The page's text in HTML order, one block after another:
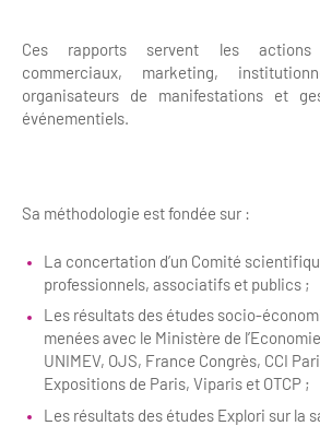
S'investir dans le label
L'organisation des visites
Grands Evènements
Ces rapports servent les actions
commerciaux, marketing,
organisateurs de manifestations et
événementiels.
Sa méthodologie est fondée sur :
La concertation d’un Comité
professionnels, associatifs et publics ;
Les résultats des études socio-
menées avec le Ministère de
UNIMEV, OJS, France Congrès, CCI
Expositions de Paris, Viparis et OTCP ;
Les résultats des études Explori sur la